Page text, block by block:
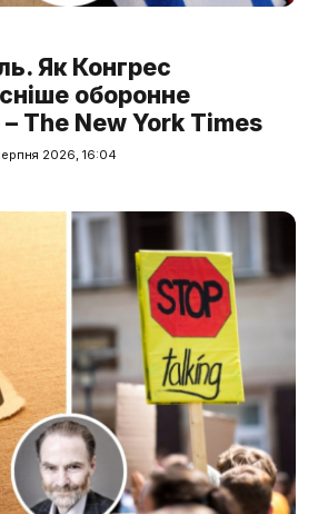
Як Конгрес
оборонне
The New York Times
2026, 16:04